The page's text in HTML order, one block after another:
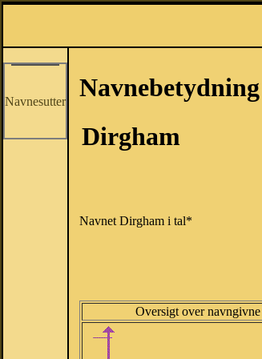
Navnesutter
Navnebetydning
Dirgham
Navnet Dirgham i tal*
Oversigt over navngivne